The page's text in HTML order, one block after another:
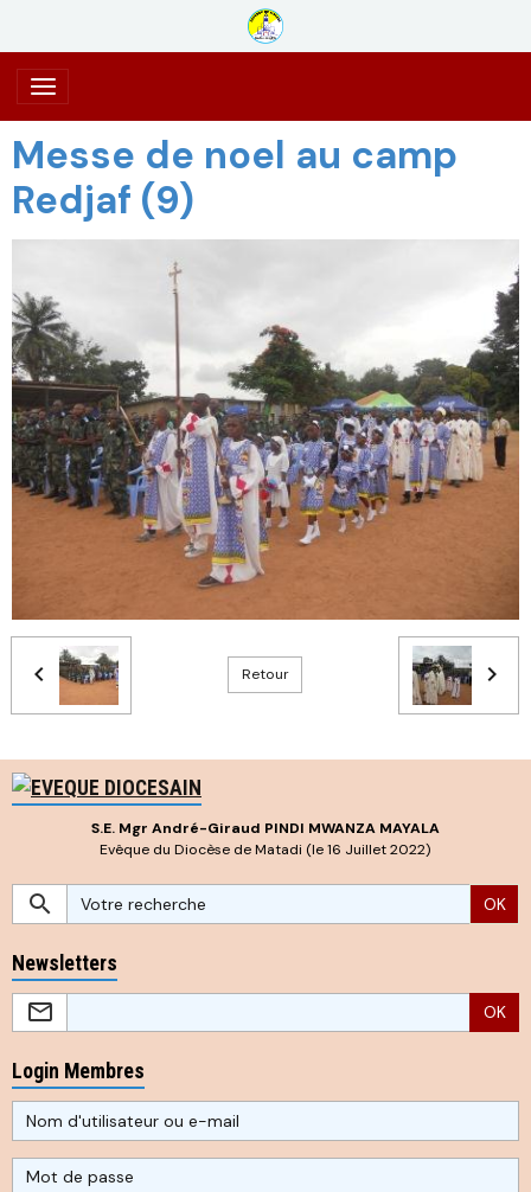
Messe de noel au camp
Redjaf (9)
Retour
S.E. Mgr André-Giraud PINDI MWANZA MAYALA
Evêque du Diocèse de Matadi (le 16 Juillet 2022)
OK
Newsletters
OK
Login Membres